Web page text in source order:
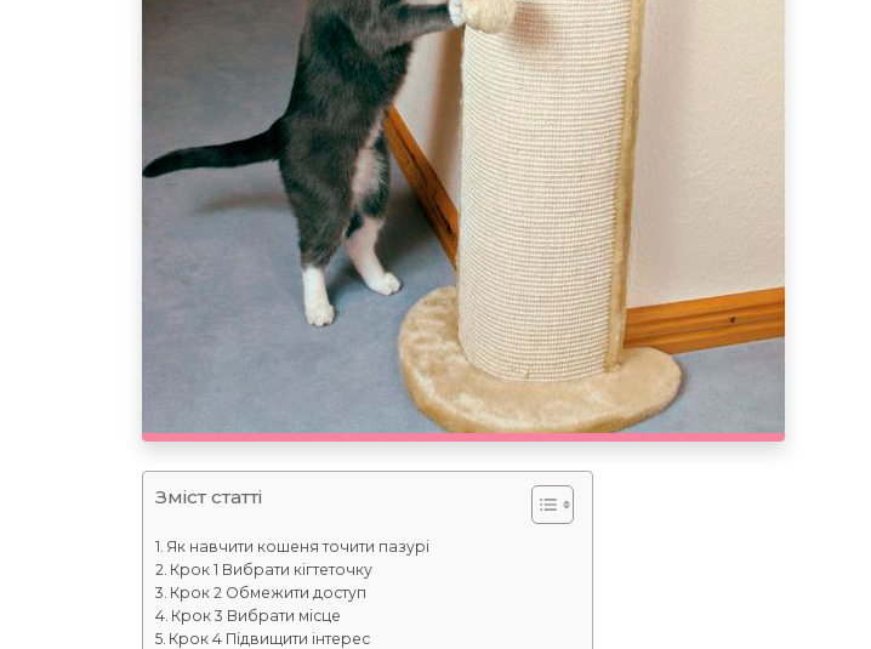
Зміст статті
Як навчити кошеня точити пазурі
Крок 1 Вибрати кігтеточку
Крок 2 Обмежити доступ
Крок 3 Вибрати місце
Крок 4 Підвищити інтерес